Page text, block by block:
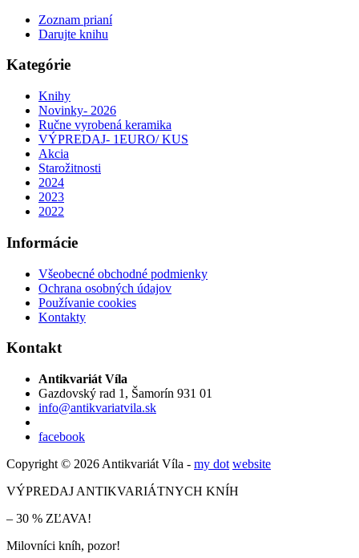
Zoznam prianí
Darujte knihu
Kategórie
Knihy
Novinky- 2026
Ručne vyrobená keramika
VÝPREDAJ- 1EURO/ KUS
Akcia
Starožitnosti
2024
2023
2022
Informácie
Všeobecné obchodné podmienky
Ochrana osobných údajov
Používanie cookies
Kontakty
Kontakt
Antikvariát Víla
Gazdovský rad 1, Šamorín 931 01
info@antikvariatvila.sk
facebook
Copyright © 2026 Antikvariát Víla - my dot website
VÝPREDAJ ANTIKVARIÁTNYCH KNÍH
– 30 % ZĽAVA!
Milovníci kníh, pozor!